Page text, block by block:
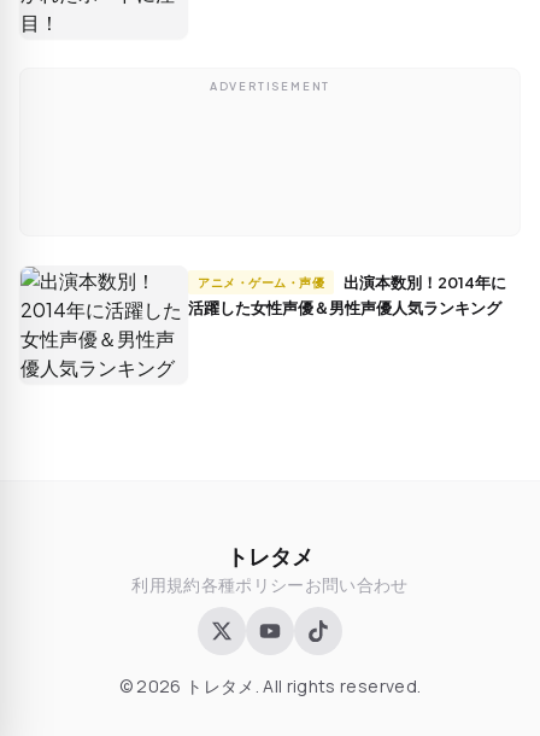
ADVERTISEMENT
アニメ・ゲーム・声優
活躍した女性声優＆男性声優人気ランキング
トレタメ
利用規約各種ポリシーお問い合わせ
© 2026 トレタメ. All rights reserved.